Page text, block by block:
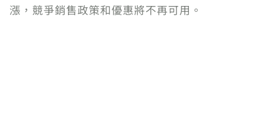
漲，競爭銷售政策和優惠將不再可用。